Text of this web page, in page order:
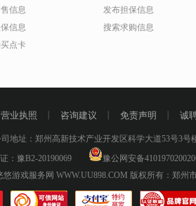
信息
信息
点卡
发布担保信息
搜索求购信息
营业执照 咨询建议 免责声明 诚
地址：郑州高新技术产业开发区科学大道53号3号
： 豫B2-20190069
豫公网安备
悠游戏服务网 WWW.UU898.COM 版权所有：郑州